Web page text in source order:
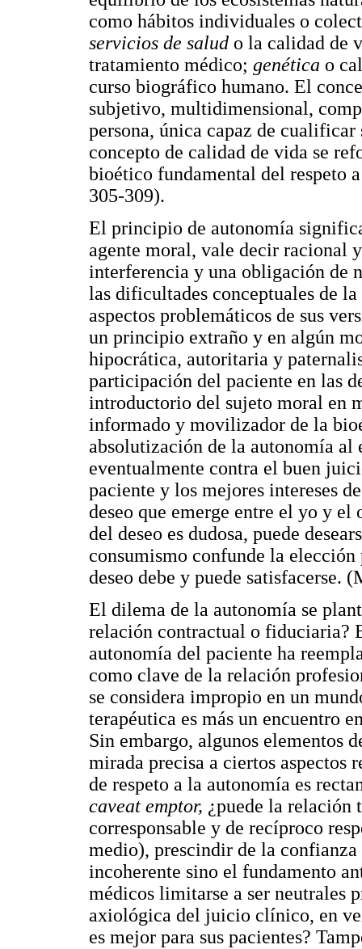
como hábitos individuales o
servicios de salud o la calidad de
tratamiento médico; genética o
curso biográfico humano. El
subjetivo, multidimensional,
persona, única capaz de
concepto de calidad de vida se
bioético fundamental del respeto
305-309).
El principio de autonomía
agente moral, vale decir racional
interferencia y una obligación de
las dificultades conceptuales de
aspectos problemáticos de sus
un principio extraño y en algún
hipocrática, autoritaria y
participación del paciente en las
introductorio del sujeto moral en
informado y movilizador de la
absolutización de la autonomía al
eventualmente contra el buen
paciente y los mejores intereses
deseo que emerge entre el yo y
del deseo es dudosa, puede
consumismo confunde la
deseo debe y puede satisfacerse.
El dilema de la autonomía se
relación contractual o fiduciaria?
autonomía del paciente ha
como clave de la relación
se considera impropio en un
terapéutica es más un encuentro
Sin embargo, algunos elementos
mirada precisa a ciertos aspectos
de respeto a la autonomía es
caveat emptor, ¿puede la relación
corresponsable y de recíproco
medio), prescindir de la
incoherente sino el fundamento
médicos limitarse a ser neutrales
axiológica del juicio clínico, en
es mejor para sus pacientes?